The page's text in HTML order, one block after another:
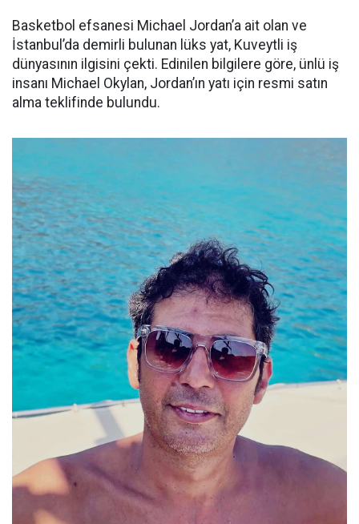
Basketbol efsanesi Michael Jordan’a ait olan ve
İstanbul’da demirli bulunan lüks yat, Kuveytli iş
dünyasının ilgisini çekti. Edinilen bilgilere göre, ünlü iş
insanı Michael Okylan, Jordan’ın yatı için resmi satın
alma teklifinde bulundu.